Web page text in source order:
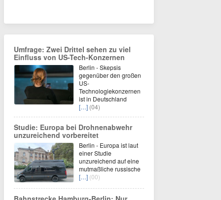
Umfrage: Zwei Drittel sehen zu viel
Einfluss von US-Tech-Konzernen
Berlin - Skepsis
gegenüber den großen
US-
Technologiekonzernen
ist in Deutschland
[…] (04)
Studie: Europa bei Drohnenabwehr
unzureichend vorbereitet
Berlin - Europa ist laut
einer Studie
unzureichend auf eine
mutmaßliche russische
[…] (00)